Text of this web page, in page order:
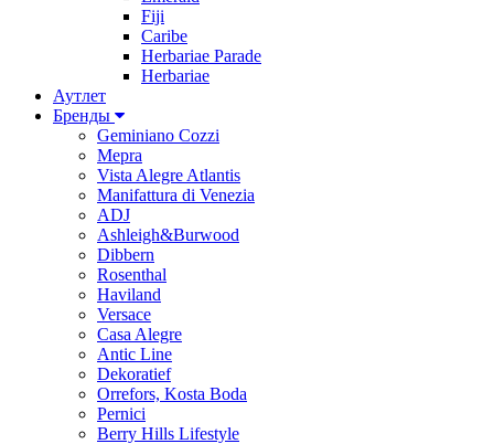
Fiji
Caribe
Herbariae Parade
Herbariae
Аутлет
Бренды
Geminiano Cozzi
Mepra
Vista Alegre Atlantis
Manifattura di Venezia
ADJ
Ashleigh&Burwood
Dibbern
Rosenthal
Haviland
Versace
Casa Alegre
Antic Line
Dekoratief
Orrefors, Kosta Boda
Pernici
Berry Hills Lifestyle